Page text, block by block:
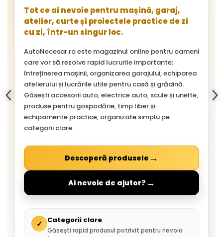
Tot ce ai nevoie pentru mașină, garaj,
atelier, curte și proiectele practice de zi
cu zi, într-un singur loc.
AutoNecesar.ro este magazinul online pentru oameni
care vor să rezolve rapid lucrurile importante:
întreținerea mașinii, organizarea garajului, echiparea
atelierului și lucrările utile pentru casă și grădină.
Găsești accesorii auto, electrice auto, scule și unelte,
produse pentru gospodărie, timp liber și
echipamente practice, organizate simplu pe
categorii clare.
Descoperă produsele →
Ai nevoie de ajutor? →
✓ Categorii clare
Găsești rapid produsul potrivit pentru nevoia